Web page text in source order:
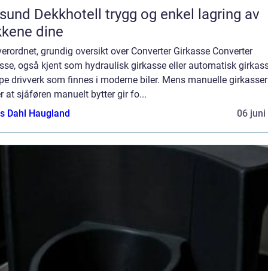
trygg og enkel lagring av
dine
grundig oversikt over Converter Girkasse Converter
også kjent som hydraulisk girkasse eller automatisk
drivverk som finnes i moderne biler. Mens manuelle girkasser
at sjåføren manuelt bytter gir fo...
Dahl Haugland
06 juni